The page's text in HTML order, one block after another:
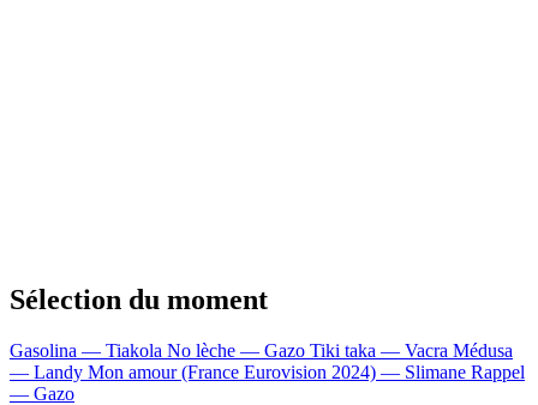
Sélection du moment
Gasolina — Tiakola No lèche — Gazo Tiki taka — Vacra Médusa
— Landy Mon amour (France Eurovision 2024) — Slimane Rappel
— Gazo